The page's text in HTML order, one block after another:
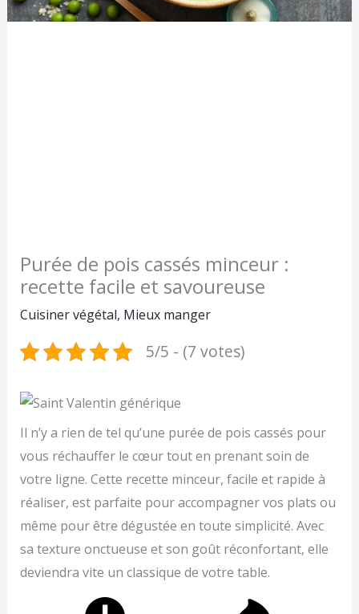
Purée de pois cassés minceur :
recette facile et savoureuse
Cuisiner végétal, Mieux manger
5/5 - (7 votes)
Il n’y a rien de tel qu’une purée de pois cassés pour
vous réchauffer le cœur tout en prenant soin de
votre ligne. Cette recette minceur, facile et rapide à
réaliser, est parfaite pour accompagner vos plats ou
même pour être dégustée en toute simplicité. Avec
sa texture onctueuse et son goût réconfortant, elle
deviendra vite un classique de votre table.